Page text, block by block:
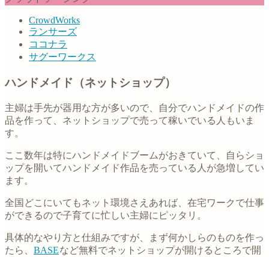
CrowdWorks
ランサーズ
ココナラ
サグーワークス
ハンドメイド（ネットショップ）
主婦は手先が器用な方が多いので、自分でハンドメイドの作
品を作って、ネットショップで売って稼いでいる人もいま
す。
ここ数年は特にハンドメイドブームがおきていて、自らショ
ップを開いてハンドメイド作品を売っている人が急増してい
ます。
全国どこにいてもネット環境さえあれば、在宅ワークで仕事
ができるので子育てに忙しい主婦にピッタリ。
具体的なやり方と仕組みですが、まず何かしらのものを作っ
たら、 BASEなど無料でネットショップが開けるところで開